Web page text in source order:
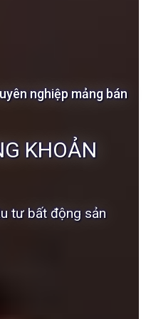
SẢN
– Công cụ đúng
nghiệp mảng bán
KHOẢN
tư bất động sản
TƯ BẤT
lược trước chiến